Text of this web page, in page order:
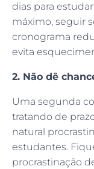
dias para
máximo, seguir
cronograma
evita
2. Não dê
Uma segunda
tratando de
natural
estudantes.
procrastinação